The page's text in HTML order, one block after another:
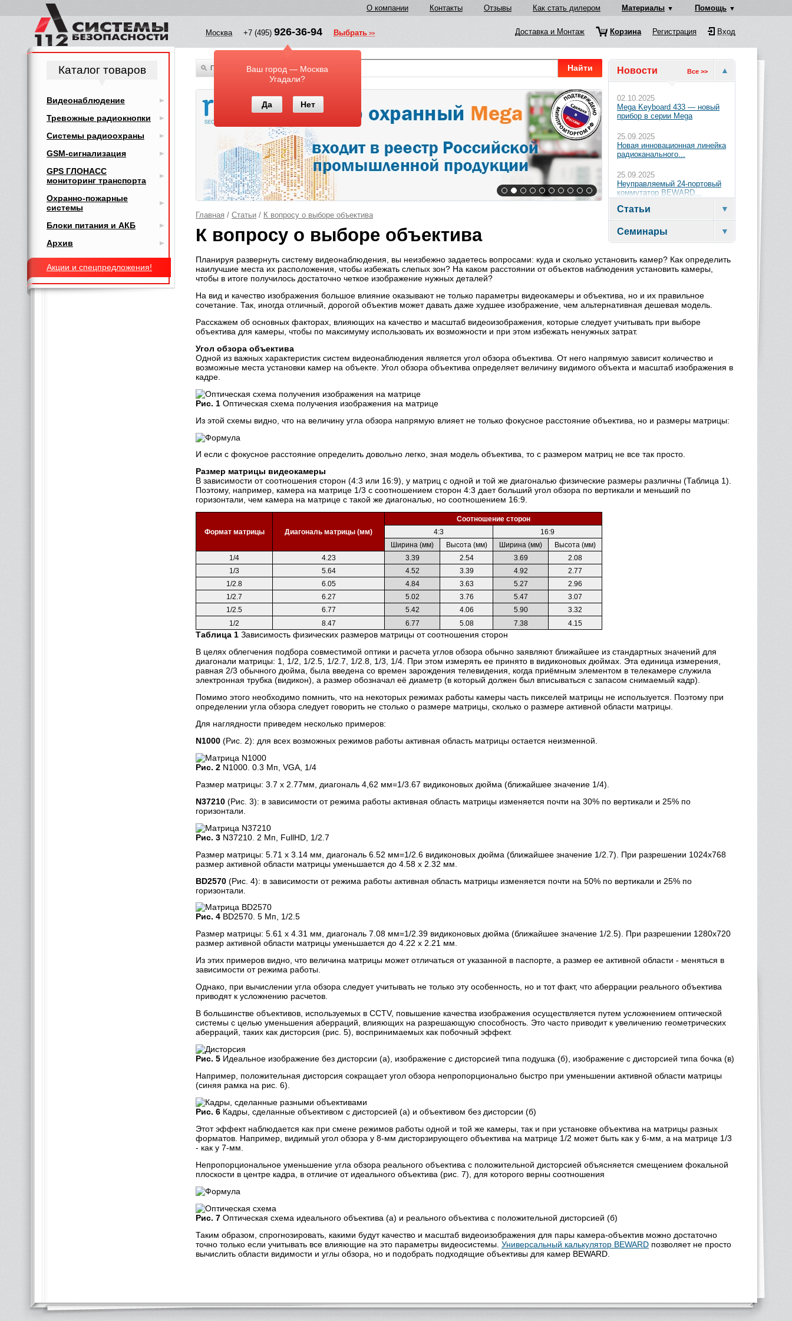
О компании Контакты Отзывы Как стать дилером Материалы Помощь
Москва +7 (495) 926-36-94
Ваш город — Москва
Угадали?
Да Нет
Выбрать Доставка и Монтаж Корзина Регистрация Вход
Новости Все >>
02.10.2025
Mega Keyboard 433 — новый
прибор в серии Mega
25.09.2025
Новая инновационная линейка
радиоканального...
25.09.2025
Неуправляемый 24-портовый
коммутатор BEWARD...
Статьи
Семинары
По всему каталогу Найти
Главная / Статьи / К вопросу о выборе объектива
К вопросу о выборе объектива
Планируя развернуть систему видеонаблюдения, вы неизбежно задаетесь вопросами: куда и сколько установить камер? Как определить
наилучшие места их расположения, чтобы избежать слепых зон? На каком расстоянии от объектов наблюдения установить камеры,
чтобы в итоге получилось достаточно четкое изображение нужных деталей?
На вид и качество изображения большое влияние оказывают не только параметры видеокамеры и объектива, но и их правильное
сочетание. Так, иногда отличный, дорогой объектив может давать даже худшее изображение, чем альтернативная дешевая модель.
Расскажем об основных факторах, влияющих на качество и масштаб видеоизображения, которые следует учитывать при выборе
объектива для камеры, чтобы по максимуму использовать их возможности и при этом избежать ненужных затрат.
Угол обзора объектива
Одной из важных характеристик систем видеонаблюдения является угол обзора объектива. От него напрямую зависит количество и
возможные места установки камер на объекте. Угол обзора объектива определяет величину видимого объекта и масштаб изображения в
кадре.
Рис. 1 Оптическая схема получения изображения на матрице
Из этой схемы видно, что на величину угла обзора напрямую влияет не только фокусное расстояние объектива, но и размеры матрицы:
И если с фокусное расстояние определить довольно легко, зная модель объектива, то с размером матриц не все так просто.
Размер матрицы видеокамеры
В зависимости от соотношения сторон (4:3 или 16:9), у матриц с одной и той же диагональю физические размеры различны (Таблица 1).
Поэтому, например, камера на матрице 1/3 с соотношением сторон 4:3 дает больший угол обзора по вертикали и меньший по
горизонтали, чем камера на матрице с такой же диагональю, но соотношением 16:9.
Формат матрицы Диагональ матрицы (мм)
Соотношение сторон
4:3
16:9
Ширина (мм)
Высота (мм) Ширина (мм)
Высота (мм)
1/4
4.23 3.39 2.54 3.69
2.08
1/3
5.64 4.52 3.39 4.92
2.77
1/2.8
6.05 4.84 3.63 5.27
2.96
1/2.7
6.27 5.02 3.76 5.47
3.07
1/2.5
6.77 5.42 4.06 5.90
3.32
1/2
8.47 6.77 5.08 7.38 4.15
Таблица 1 Зависимость физических размеров матрицы от соотношения сторон
В целях облегчения подбора совместимой оптики и расчета углов обзора обычно заявляют ближайшее из стандартных значений для
диагонали матрицы: 1, 1/2, 1/2.5, 1/2.7, 1/2.8, 1/3, 1/4. При этом измерять ее принято в видиконовых дюймах. Эта единица измерения,
равная 2/3 обычного дюйма, была введена со времен зарождения телевидения, когда приёмным элементом в телекамере служила
электронная трубка (видикон), а размер обозначал её диаметр (в который должен был вписываться с запасом снимаемый кадр).
Помимо этого необходимо помнить, что на некоторых режимах работы камеры часть пикселей матрицы не используется. Поэтому при
определении угла обзора следует говорить не столько о размере матрицы, сколько о размере активной области матрицы.
Для наглядности приведем несколько примеров:
N1000 (Рис. 2): для всех возможных режимов работы активная область матрицы остается неизменной.
Рис. 2 N1000. 0.3 Мп, VGA, 1/4
Размер матрицы: 3.7 х 2.77мм, диагональ 4,62 мм=1/3.67 видиконовых дюйма (ближайшее значение 1/4).
N37210 (Рис. 3): в зависимости от режима работы активная область матрицы изменяется почти на 30% по вертикали и 25% по
горизонтали.
Рис. 3 N37210. 2 Мп, FullHD, 1/2.7
Размер матрицы: 5.71 х 3.14 мм, диагональ 6.52 мм=1/2.6 видиконовых дюйма (ближайшее значение 1/2.7). При разрешении 1024х768
размер активной области матрицы уменьшается до 4.58 х 2.32 мм.
BD2570 (Рис. 4): в зависимости от режима работы активная область матрицы изменяется почти на 50% по вертикали и 25% по
горизонтали.
Рис. 4 BD2570. 5 Мп, 1/2.5
Размер матрицы: 5.61 х 4.31 мм, диагональ 7.08 мм=1/2.39 видиконовых дюйма (ближайшее значение 1/2.5). При разрешении 1280х720
размер активной области матрицы уменьшается до 4.22 х 2.21 мм.
Из этих примеров видно, что величина матрицы может отличаться от указанной в паспорте, а размер ее активной области - меняться в
зависимости от режима работы.
Однако, при вычислении угла обзора следует учитывать не только эту особенность, но и тот факт, что аберрации реального объектива
приводят к усложнению расчетов.
В большинстве объективов, используемых в CCTV, повышение качества изображения осуществляется путем усложнением оптической
системы с целью уменьшения аберраций, влияющих на разрешающую способность. Это часто приводит к увеличению геометрических
аберраций, таких как дисторсия (рис. 5), воспринимаемых как побочный эффект.
Рис. 5 Идеальное изображение без дисторсии (а), изображение с дисторсией типа подушка (б), изображение с дисторсией типа бочка (в)
Например, положительная дисторсия сокращает угол обзора непропорционально быстро при уменьшении активной области матрицы
(синяя рамка на рис. 6).
Рис. 6 Кадры, сделанные объективом с дисторсией (а) и объективом без дисторсии (б)
Этот эффект наблюдается как при смене режимов работы одной и той же камеры, так и при установке объектива на матрицы разных
форматов. Например, видимый угол обзора у 8-мм дисторзирующего объектива на матрице 1/2 может быть как у 6-мм, а на матрице 1/3
- как у 7-мм.
Непропорциональное уменьшение угла обзора реального объектива с положительной дисторсией объясняется смещением фокальной
плоскости в центре кадра, в отличие от идеального объектива (рис. 7), для которого верны соотношения
Рис. 7 Оптическая схема идеального объектива (а) и реального объектива с положительной дисторсией (б)
Таким образом, спрогнозировать, какими будут качество и масштаб видеоизображения для пары камера-объектив можно достаточно
точно только если учитывать все влияющие на это параметры видеосистемы. Универсальный калькулятор BEWARD позволяет не просто
вычислить области видимости и углы обзора, но и подобрать подходящие объективы для камер BEWARD.
Каталог товаров
Видеонаблюдение
Тревожные радиокнопки
Системы радиоохраны
GSM-сигнализация
GPS ГЛОНАСС
мониторинг транспорта
Охранно-пожарные
системы
Блоки питания и АКБ
Архив
Акции и спецпредложения!